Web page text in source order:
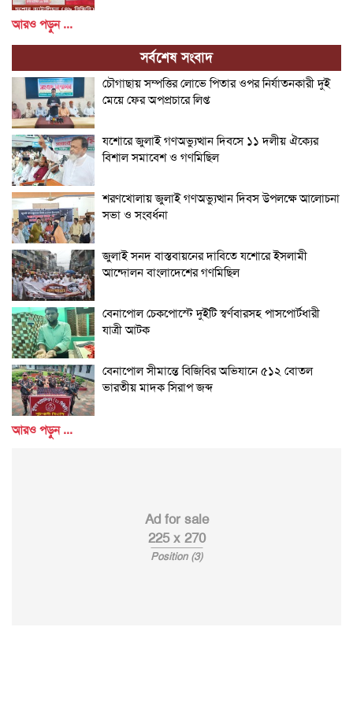
আরও পড়ুন ...
সর্বশেষ সংবাদ
চৌগাছায় সম্পত্তির লোভে পিতার ওপর নির্যাতনকারী দুই
মেয়ে ফের অপপ্রচারে লিপ্ত
যশোরে জুলাই গণঅভ্যুত্থান দিবসে ১১ দলীয় ঐক্যের
বিশাল সমাবেশ ও গণমিছিল
শরণখোলায় জুলাই গণঅভ্যুত্থান দিবস উপলক্ষে আলোচনা
সভা ও সংবর্ধনা
জুলাই সনদ বাস্তবায়নের দাবিতে যশোরে ইসলামী
আন্দোলন বাংলাদেশের গণমিছিল
বেনাপোল চেকপোস্টে দুইটি স্বর্ণবারসহ পাসপোর্টধারী
যাত্রী আটক
বেনাপোল সীমান্তে বিজিবির অভিযানে ৫১২ বোতল
ভারতীয় মাদক সিরাপ জব্দ
আরও পড়ুন ...
Ad for sale
225 x 270
Position (3)